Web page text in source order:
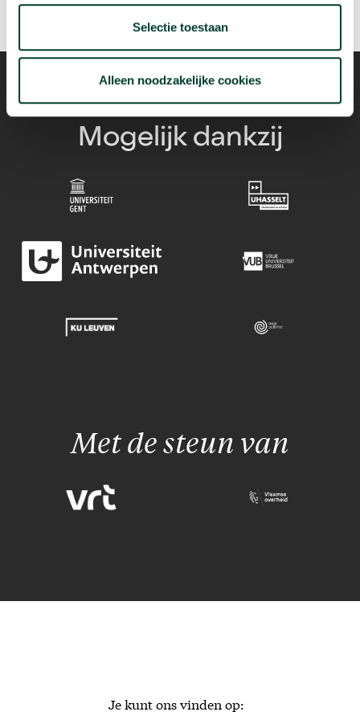
Selectie toestaan
Alleen noodzakelijke cookies
Mogelijk dankzij
Met de steun van
Je kunt ons vinden op: